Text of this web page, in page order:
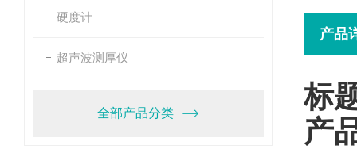
硬度计
超声波测厚仪
全部产品分类
产品
标
产